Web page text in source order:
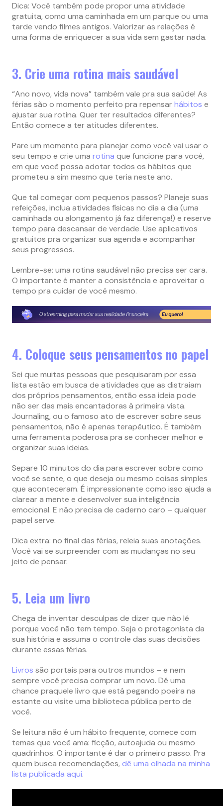
Dica: Você também pode propor uma atividade
gratuita, como uma caminhada em um parque ou uma
tarde vendo filmes antigos. Valorizar as relações é
uma forma de enriquecer a sua vida sem gastar nada.
3. Crie uma rotina mais saudável
“Ano novo, vida nova” também vale pra sua saúde! As
férias são o momento perfeito pra repensarhábitos e
ajustar sua rotina. Quer ter resultados diferentes?
Então comece a ter atitudes diferentes.
Pare um momento para planejar como você vai usar o
seu tempo e crie uma rotina que funcione para você,
em que você possa adotar todos os hábitos que
prometeu a sim mesmo que teria neste ano.
Que tal começar com pequenos passos? Planeje suas
refeições, inclua atividades físicas no dia a dia (uma
caminhada ou alongamento já faz diferença!) e reserve
tempo para descansar de verdade. Use aplicativos
gratuitos pra organizar sua agenda e acompanhar
seus progressos.
Lembre-se: uma rotina saudável não precisa ser cara.
O importante é manter a consistência e aproveitar o
tempo pra cuidar de você mesmo.
4. Coloque seus pensamentos no papel
Sei que muitas pessoas que pesquisaram por essa
lista estão em busca de atividades que as distraiam
dos próprios pensamentos, então essa ideia pode
não ser das mais encantadoras à primeira vista.
Journaling, ou o famoso ato de escrever sobre seus
pensamentos, não é apenas terapêutico. É também
uma ferramenta poderosa pra se conhecer melhor e
organizar suas ideias.
Separe 10 minutos do dia para escrever sobre como
você se sente, o que deseja ou mesmo coisas simples
que aconteceram. É impressionante como isso ajuda a
clarear a mente e desenvolver sua inteligência
emocional. E não precisa de caderno caro – qualquer
papel serve.
Dica extra: no final das férias, releia suas anotações.
Você vai se surpreender com as mudanças no seu
jeito de pensar.
5. Leia um livro
Chega de inventar desculpas de dizer que não lê
porque você não tem tempo. Seja o protagonista da
sua história e assuma o controle das suas decisões
durante essas férias.
Livros são portais para outros mundos – e nem
sempre você precisa comprar um novo. Dê uma
chance praquele livro que está pegando poeira na
estante ou visite uma biblioteca pública perto de
você.
Se leitura não é um hábito frequente, comece com
temas que você ama: ficção, autoajuda ou mesmo
quadrinhos. O importante é dar o primeiro passo. Pra
quem busca recomendações, dê uma olhada na minha
lista publicada aqui.